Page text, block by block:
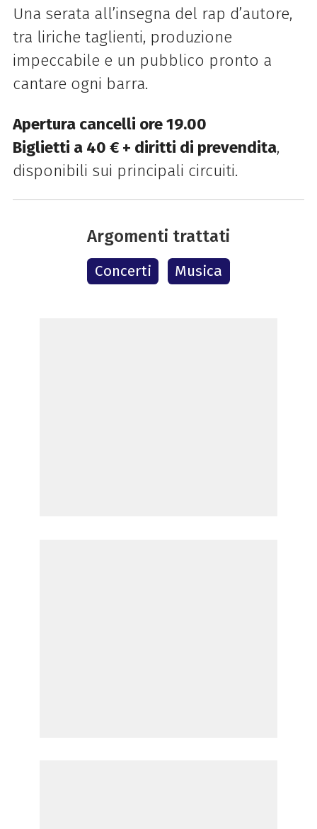
Una serata all’insegna del rap d’autore,
tra liriche taglienti, produzione
impeccabile e un pubblico pronto a
cantare ogni barra.
Apertura cancelli ore 19.00
Biglietti a 40 € + diritti di prevendita,
disponibili sui principali circuiti.
Argomenti trattati
Concerti Musica